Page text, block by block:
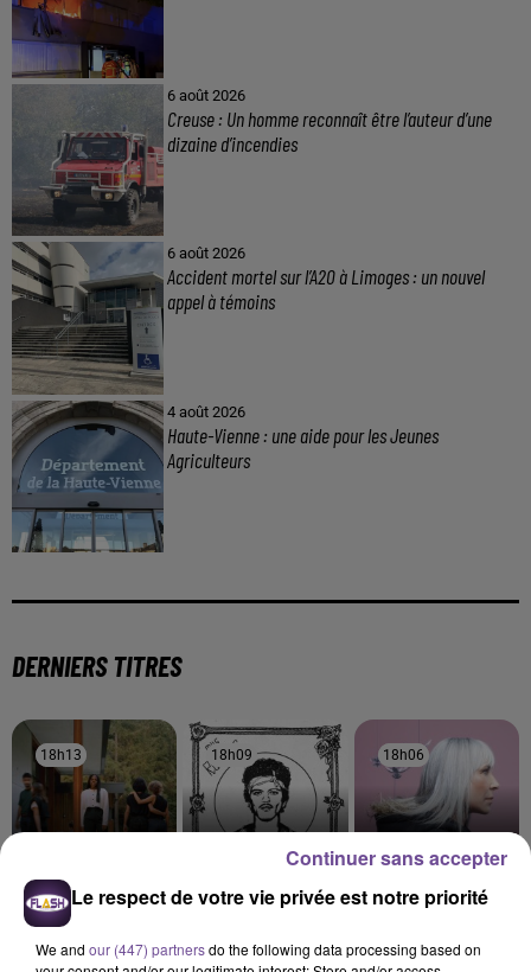
6 août 2026
Creuse : Un homme reconnaît être l’auteur d’une
dizaine d’incendies
6 août 2026
Accident mortel sur l’A20 à Limoges : un nouvel
appel à témoins
4 août 2026
Haute-Vienne : une aide pour les Jeunes
Agriculteurs
DERNIERS TITRES
18h13
18h13
Mentissa
Mamma Mia
18h09
18h09
BRUNO MARS
18h06
18h06
ZAZIE
Le respect de votre vie privée est notre priorité
We and our (447) partnersdo the following data processing based on
Continuer sans accepter